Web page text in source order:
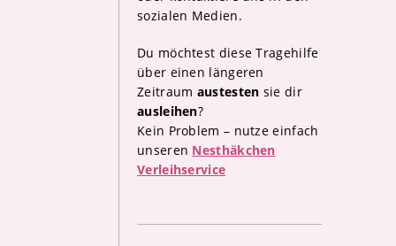
sozialen Medien.
Du möchtest diese Tragehilfe
über einen längeren
Zeitraum austesten sie dir
ausleihen?
Kein Problem – nutze einfach
unseren Nesthäkchen
Verleihservice